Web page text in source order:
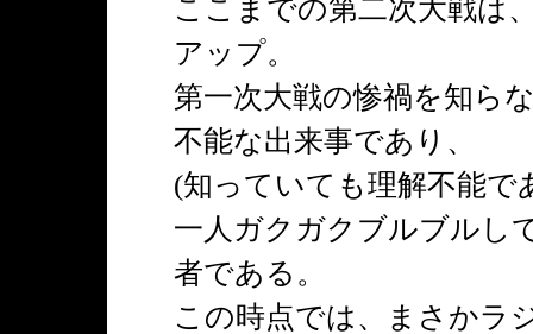
ここまでの第二次大戦は
アップ。
第一次大戦の惨禍を知ら
不能な出来事であり、
(知っていても理解不能
一人ガクガクブルブルし
者である。
この時点では、まさかラ